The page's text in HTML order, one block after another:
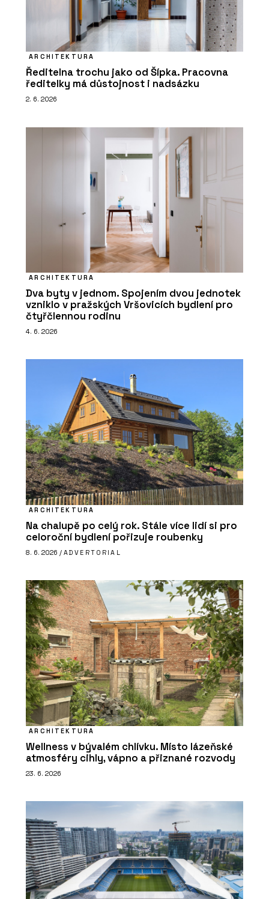
ARCHITEKTURA
Ředitelna trochu jako od Šípka. Pracovna
ředitelky má důstojnost i nadsázku
2. 6. 2026
ARCHITEKTURA
Dva byty v jednom. Spojením dvou jednotek
vzniklo v pražských Vršovicích bydlení pro
čtyřčlennou rodinu
4. 6. 2026
ARCHITEKTURA
Na chalupě po celý rok. Stále více lidí si pro
celoroční bydlení pořizuje roubenky
8. 6. 2026 / ADVERTORIAL
ARCHITEKTURA
Wellness v bývalém chlívku. Místo lázeňské
atmosféry cihly, vápno a přiznané rozvody
23. 6. 2026